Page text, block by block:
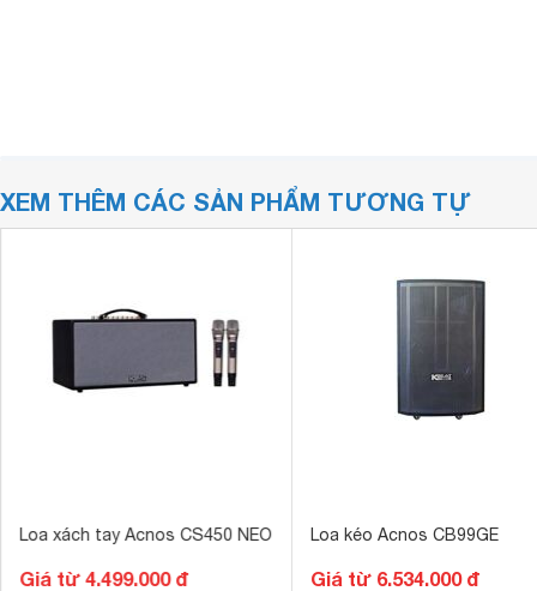
XEM THÊM CÁC SẢN PHẨM TƯƠNG TỰ
Loa xách tay Acnos CS450 NEO
Giá từ 4.499.000 đ
Loa kéo Acnos CB99GE
Giá từ 6.534.000 đ